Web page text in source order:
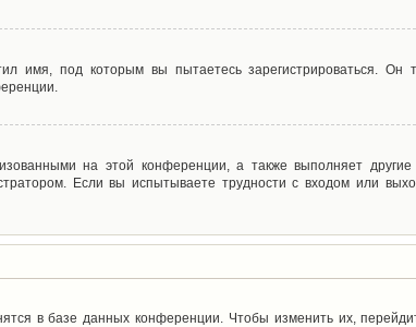
имя, под которым вы пытаетесь зарегистрироваться. Он
на этой конференции, а также выполняет другие
Если вы испытываете трудности с входом или
в базе данных конференции. Чтобы изменить их,